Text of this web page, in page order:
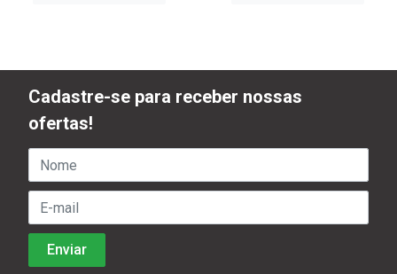
Cadastre-se para receber nossas
ofertas!